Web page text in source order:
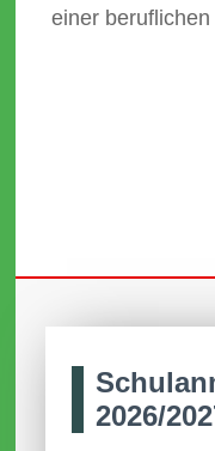
einer
2026/